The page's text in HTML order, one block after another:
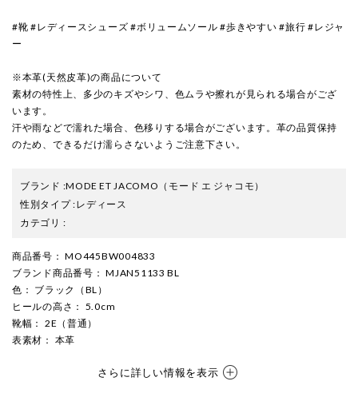
#靴 #レディースシューズ #ボリュームソール #歩きやすい #旅行 #レジャ
ー
※本革(天然皮革)の商品について
素材の特性上、多少のキズやシワ、色ムラや擦れが見られる場合がござ
います。
汗や雨などで濡れた場合、色移りする場合がございます。革の品質保持
のため、できるだけ濡らさないようご注意下さい。
ブランド :MODE ET JACOMO （モード エ ジャコモ）
性別タイプ:レディース
カテゴリ :
商品番号 ： MO445BW004833
ブランド商品番号 ： MJAN51133 BL
色 ： ブラック（BL）
ヒールの高さ ： 5.0cm
靴幅 ： 2E（普通）
表素材 ： 本革
さらに詳しい情報を表示